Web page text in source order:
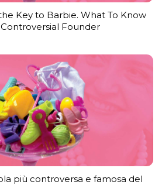
Key to Barbie. What To Know
Founder
più controversa e famosa del